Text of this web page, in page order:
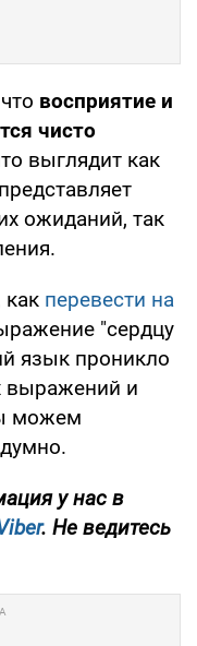
восприятие и
чисто
выглядит как
ожиданий, так
как перевести на
"сердцу
язык проникло
выражений и
можем
у нас в
. Не ведитесь